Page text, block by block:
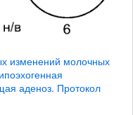
изменений молочных
аденоз. Протокол